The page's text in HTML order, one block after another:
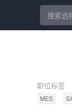
职位标签
MES